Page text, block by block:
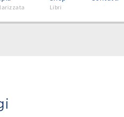
Libri